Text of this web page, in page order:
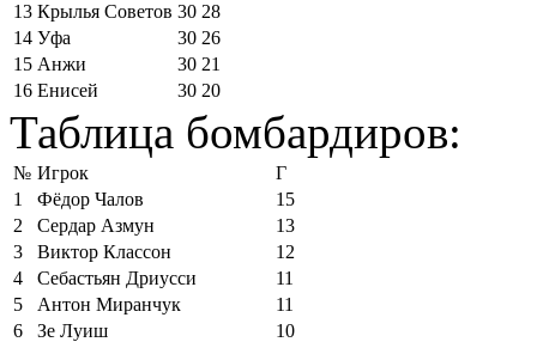
13 Крылья Советов 30 28
14 Уфа 30 26
15 Анжи 30 21
16 Енисей 30 20
Таблица бомбардиров:
№ Игрок
Г
1
Фёдор Чалов
15
2
Сердар Азмун
13
3
Виктор Классон
12
4
Себастьян Дриусси
11
5
Антон Миранчук
11
6
Зе Луиш
10